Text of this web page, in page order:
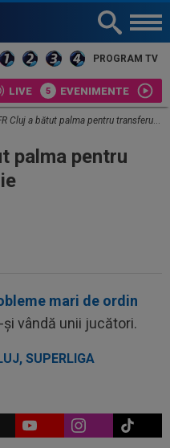
PROGRAM TV
LIVE EVENIMENTE
Cluj a bătut palma pentru transferul lui Matei Ilie
palma pentru
mari de ordin
vândă unii jucători.